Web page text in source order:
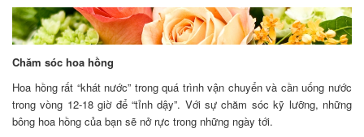
Chăm sóc hoa hồng
Hoa hồng rất “khát nước” trong quá trình vận chuyển và cần uống nước
trong vòng 12-18 giờ để “tỉnh dậy”. Với sự chăm sóc kỹ lưỡng, những
bông hoa hồng của bạn sẽ nở rực trong những ngày tới.